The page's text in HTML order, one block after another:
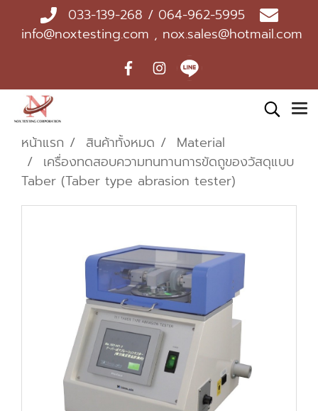
033-139-268 / 064-962-5995
info@noxtesting.com , nox.sales@hotmail.com
หน้าแรก สินค้าทั้งหมด
Material
เครื่องทดสอบความทนทานการขัดถูของวัสดุแบบ
Taber (Taber type abrasion tester)